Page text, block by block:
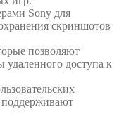
Sony для
скриншотов
позволяют
удаленного доступа к
поддерживают